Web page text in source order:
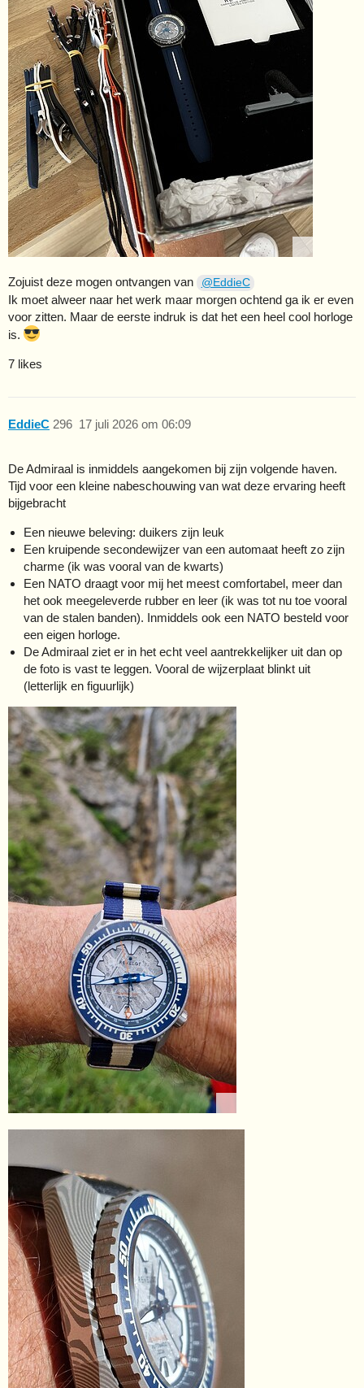
Zojuist deze mogen ontvangen van @EddieC
Ik moet alweer naar het werk maar morgen ochtend ga ik er even
voor zitten. Maar de eerste indruk is dat het een heel cool horloge
is.
7 likes
EddieC 17 juli 2026 om 06:09
296
De Admiraal is inmiddels aangekomen bij zijn volgende haven.
Tijd voor een kleine nabeschouwing van wat deze ervaring heeft
bijgebracht
Een nieuwe beleving: duikers zijn leuk
Een kruipende secondewijzer van een automaat heeft zo zijn
charme (ik was vooral van de kwarts)
Een NATO draagt voor mij het meest comfortabel, meer dan
het ook meegeleverde rubber en leer (ik was tot nu toe vooral
van de stalen banden). Inmiddels ook een NATO besteld voor
een eigen horloge.
De Admiraal ziet er in het echt veel aantrekkelijker uit dan op
de foto is vast te leggen. Vooral de wijzerplaat blinkt uit
(letterlijk en figuurlijk)